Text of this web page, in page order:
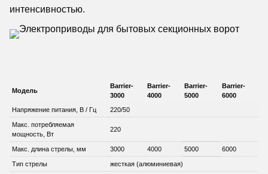
интенсивностью.
Модель
Barrier-
3000
Barrier-
4000
Barrier-
5000
Barrier-
6000
Напряжение питания, В / Гц
220/50
Макс. потребляемая
мощность, Вт
220
Макс. длина стрелы, мм 3000 4000 5000 6000
Тип стрелы жесткая (алюминиевая)